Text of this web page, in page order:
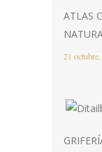
ATLAS
21